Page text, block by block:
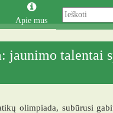
Apie mus
jaunimo talentai
olimpiada, subūrusi